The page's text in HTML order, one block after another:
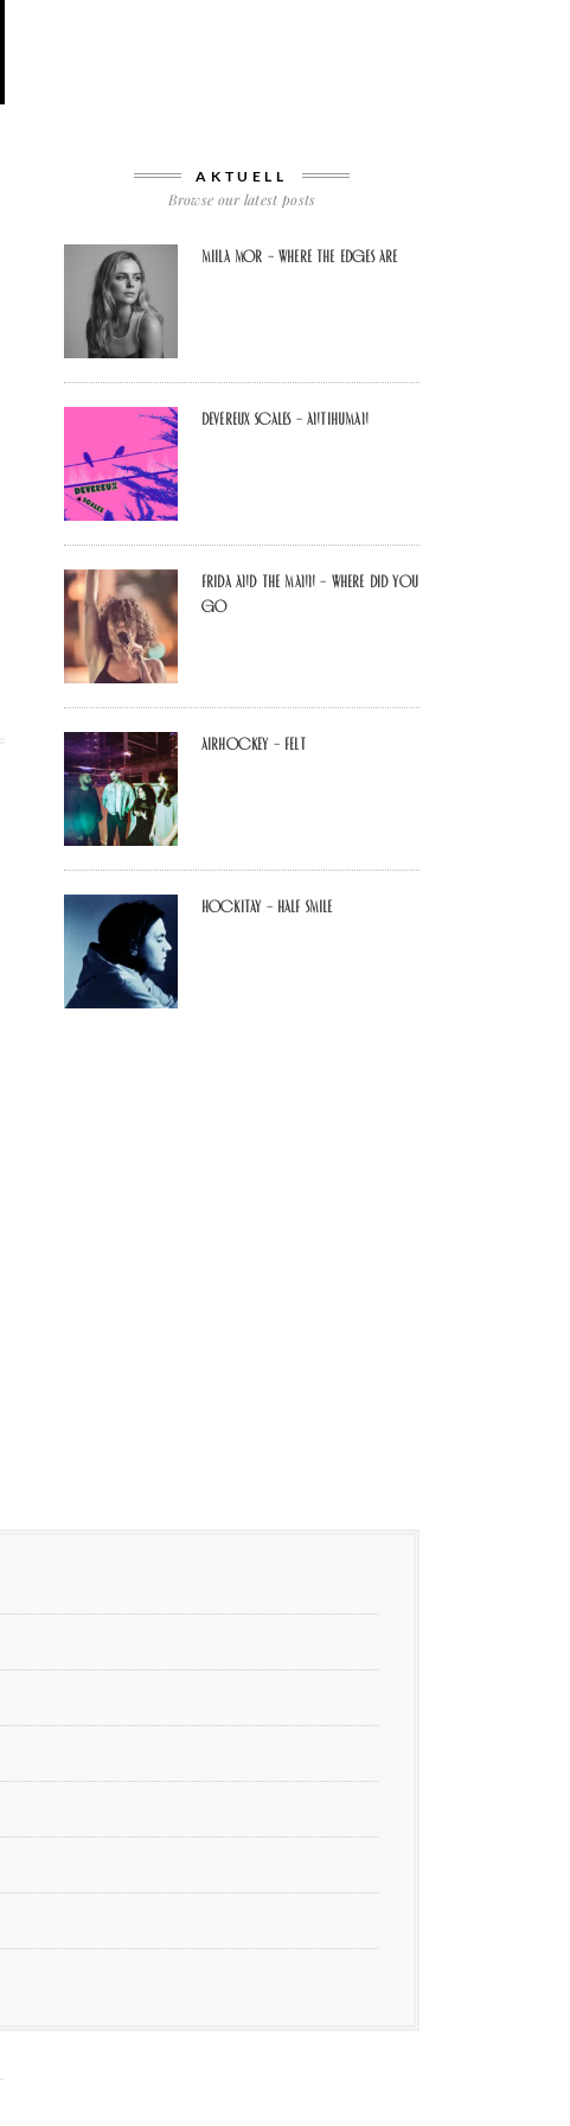
AKTUELL
Browse our latest posts
Miila Mor – Where The Edges Are
Devereux Scales – Antihuman
Frida and The Mann – Where Did You
Go
airhockey – felt
Hockitay – half smile